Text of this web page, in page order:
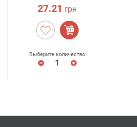
27.21 грн
Выберите количество